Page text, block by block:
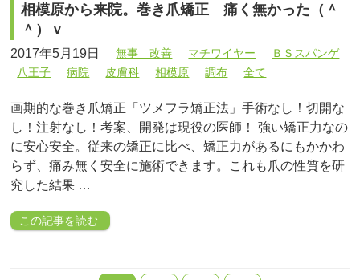
相模原から来院。巻き爪矯正 痛く無かった（＾
＾）ｖ
2017年5月19日 無事 改善 マチワイヤー
ＢＳスパンゲ
八王子
病院 皮膚科 相模原 調布 全て
画期的な巻き爪矯正「ツメフラ矯正法」手術なし！切開な
し！注射なし！考案、開発は現役の医師！ 強い矯正力なの
に安心安全。従来の矯正に比べ、矯正力があるにもかかわ
らず、痛み無く安全に施術できます。これも爪の性質を研
究した結果 …
この記事を読む